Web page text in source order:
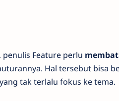
Feature perlu
Hal tersebut bisa
tak terlalu fokus ke tema.